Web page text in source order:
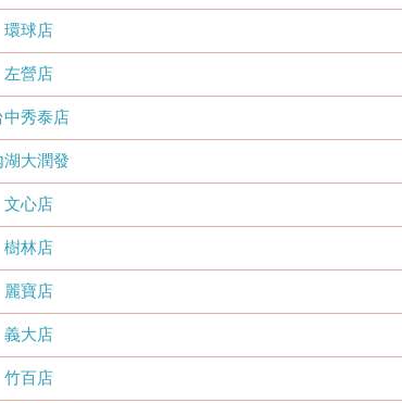
環球店
左營店
中秀泰店
湖大潤發
文心店
樹林店
麗寶店
義大店
竹百店